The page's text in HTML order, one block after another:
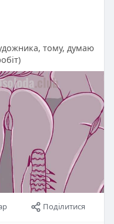
тому, думаю
Поділитися